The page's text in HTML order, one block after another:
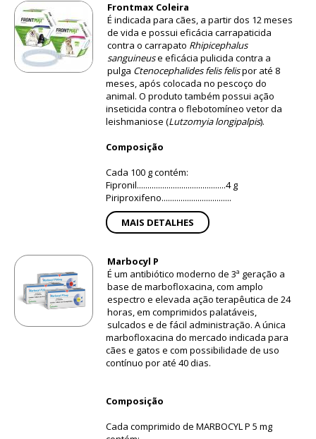
Frontmax Coleira
É indicada para cães, a partir dos 12 meses
de vida e possui eficácia carrapaticida
contra o carrapato Rhipicephalus
sanguineuse eficácia pulicida contra a
pulga Ctenocephalides felis felispor até 8
meses, após colocada no pescoço do
animal. O produto também possui ação
inseticida contra o flebotomíneo vetor da
leishmaniose (Lutzomyia longipalpis).
Composição
Cada 100 g contém:
Fipronil..........................................4 g
Piriproxifeno.................................
MAIS DETALHES
Marbocyl P
É um antibiótico moderno de 3ª geração a
base de marbofloxacina, com amplo
espectro e elevada ação terapêutica de 24
horas, em comprimidos palatáveis,
sulcados e de fácil administração. A única
marbofloxacina do mercado indicada para
cães e gatos e com possibilidade de uso
contínuo por até 40 dias.
Composição
Cada comprimido de MARBOCYL P 5 mg